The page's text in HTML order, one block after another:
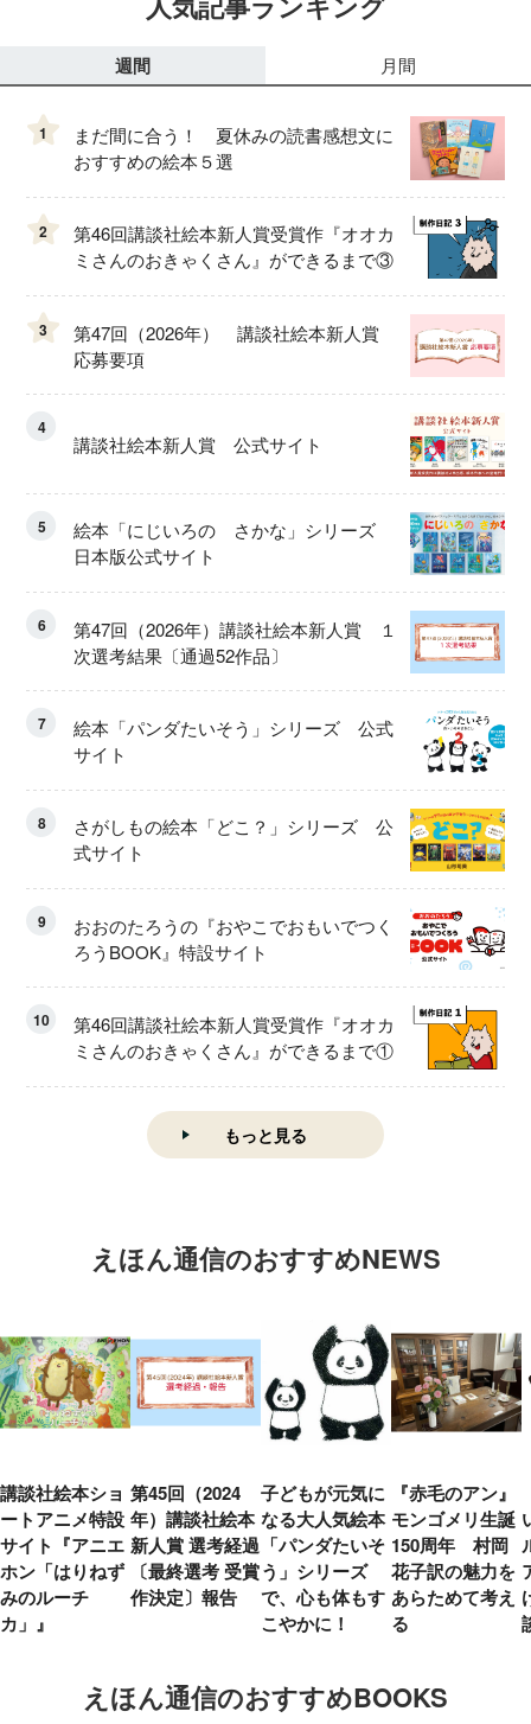
週間 月間
1
まだ間に合う！ 夏休みの読書感想文に
おすすめの絵本５選
2
第46回講談社絵本新人賞受賞作『オオカ
ミさんのおきゃくさん』ができるまで③
3
第47回（2026年） 講談社絵本新人賞
応募要項
4
講談社絵本新人賞 公式サイト
5
絵本「にじいろの さかな」シリーズ
日本版公式サイト
6
第47回（2026年）講談社絵本新人賞 １
次選考結果〔通過52作品〕
7
絵本「パンダたいそう」シリーズ 公式
サイト
8
さがしもの絵本「どこ？」シリーズ 公
式サイト
9
おおのたろうの『おやこでおもいでつく
ろうBOOK』特設サイト
10
第46回講談社絵本新人賞受賞作『オオカ
ミさんのおきゃくさん』ができるまで①
もっと見る
えほん通信のおすすめNEWS
講談社絵本ショ
ートアニメ特設
サイト『アニエ
ホン「はりねず
みのルーチ
カ」』
第45回（2024
年）講談社絵本
新人賞 選考経過
〔最終選考 受賞
作決定〕報告
子どもが元気に
なる大人気絵本
「パンダたいそ
う」シリーズ
で、心も体もす
こやかに！
『赤毛のアン』
モンゴメリ生誕
150周年 村岡
花子訳の魅力を
あらためて考え
る
えほん通信のおすすめBOOKS